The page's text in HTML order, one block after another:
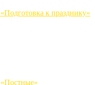
к празднику»